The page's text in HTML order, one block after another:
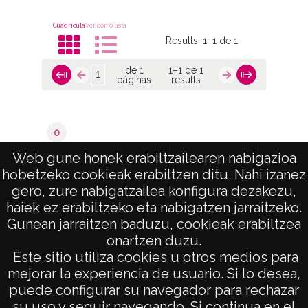
Web gune honek erabiltzailearen nabigazioa
hobetzeko cookieak erabiltzen ditu. Nahi izanez
gero, zure nabigatzailea konfigura dezakezu,
haiek ez erabiltzeko eta nabigatzen jarraitzeko.
Gunean jarraitzen baduzu, cookieak erabiltzea
onartzen duzu.
Este sitio utiliza cookies u otros medios para
mejorar la experiencia de usuario. Si lo desea,
puede configurar su navegador para rechazar
CuadrículaVer como lista
Results:1–1 de 1
de 1
páginas
1–1 de 1
results
0
de 1
páginas
1–1 de 1
results
AVISO LEGAL
POLÍTICA DE PRIVACIDAD
ACCESIBILIDAD